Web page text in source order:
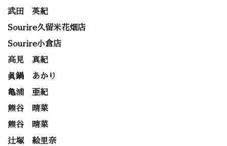
武田 英紀
Sourire久留米花畑店
Sourire小倉店
高見 真紀
眞鍋 あかり
亀浦 亜紀
熊谷 晴菜
熊谷 晴菜
辻塚 絵里奈